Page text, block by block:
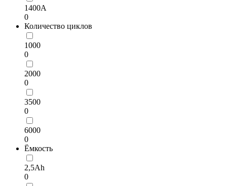
1400А
0
Количество циклов
1000
0
2000
0
3500
0
6000
0
Ёмкость
2,5Ah
0